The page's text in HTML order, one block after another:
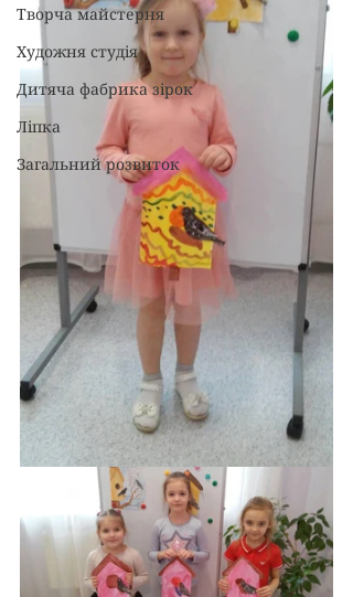
Творча майстерня
Художня студія
Дитяча фабрика зірок
Ліпка
Загальний розвиток